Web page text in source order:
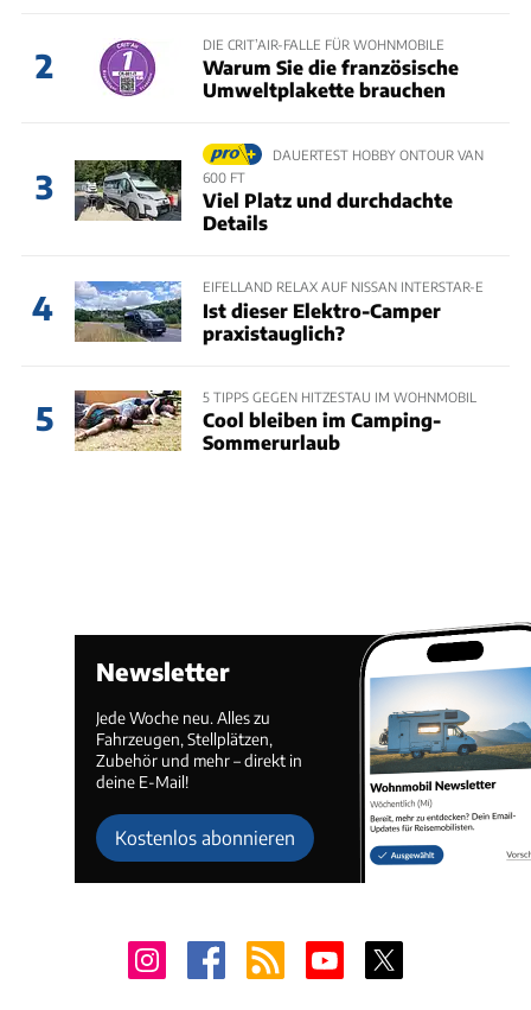
2
DIE CRIT’AIR-FALLE FÜR WOHNMOBILE
Warum Sie die französische
Umweltplakette brauchen
3
DAUERTEST HOBBY ONTOUR VAN
600 FT
Viel Platz und durchdachte
Details
4
EIFELLAND RELAX AUF NISSAN INTERSTAR-E
Ist dieser Elektro-Camper
praxistauglich?
5
5 TIPPS GEGEN HITZESTAU IM WOHNMOBIL
Cool bleiben im Camping-
Sommerurlaub
Newsletter
Jede Woche neu. Alles zu
Fahrzeugen, Stellplätzen,
Zubehör und mehr – direkt in
deine E-Mail!
Kostenlos abonnieren